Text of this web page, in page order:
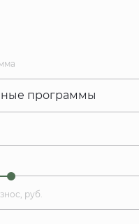
программы
руб.